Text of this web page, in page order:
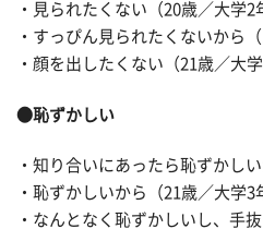
・見られたくない（20歳／大学2
・すっぴん見られたくないから
・顔を出したくない（21歳／大学
●恥ずかしい
・知り合いにあったら恥ずかし
・恥ずかしいから（21歳／大学3
・なんとなく恥ずかしいし、手